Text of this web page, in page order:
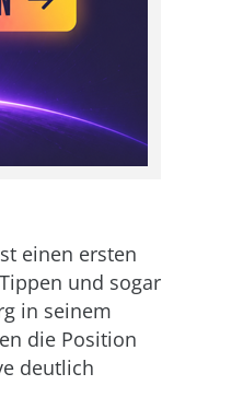
einen ersten
und sogar
in seinem
die Position
deutlich